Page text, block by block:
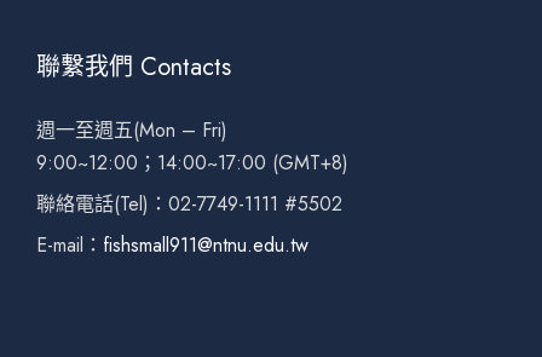
聯繫我們 Contacts
週一至週五(Mon – Fri)
9:00~12:00；14:00~17:00 (GMT+8)
聯絡電話(Tel)：02-7749-1111 #5502
E-mail： fishsmall911@ntnu.edu.tw